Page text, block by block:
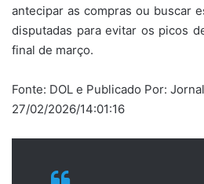
antecipar as compras ou buscar
disputadas para evitar os picos
final de março.
Fonte: DOL e Publicado Por:
27/02/2026/14:01:16